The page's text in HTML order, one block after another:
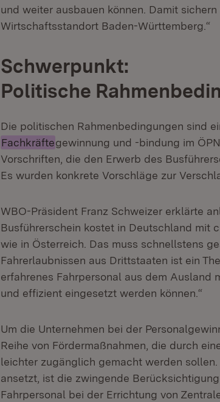
und weiter ausbauen können. Damit
Wirtschaftsstandort Baden-Württemberg.“
Schwerpunkt:
Politische
Die politischen Rahmenbedingungen sind
Fachkräftegewinnung und -bindung im
Vorschriften, die den Erwerb des
Es wurden konkrete Vorschläge zur
WBO-Präsident Franz Schweizer erklärte
Busführerschein kostet in Deutschland mit
wie in Österreich. Das muss schnellstens
Fahrerlaubnissen aus Drittstaaten ist ein
erfahrenes Fahrpersonal aus dem Ausland
und effizient eingesetzt werden können.“
Um die Unternehmen bei der
Reihe von Fördermaßnahmen, die durch
leichter zugänglich gemacht werden
ansetzt, ist die zwingende
Fahrpersonal bei der Errichtung von